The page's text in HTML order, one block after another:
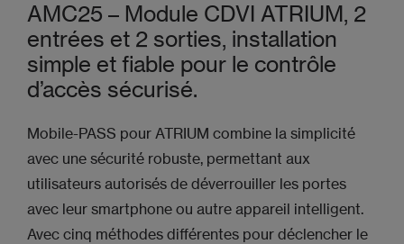
AMC25 – Module CDVI ATRIUM, 2
entrées et 2 sorties, installation
simple et fiable pour le contrôle
d’accès sécurisé.
Mobile-PASS pour ATRIUM combine la simplicité
avec une sécurité robuste, permettant aux
utilisateurs autorisés de déverrouiller les portes
avec leur smartphone ou autre appareil intelligent.
Avec cinq méthodes différentes pour déclencher le